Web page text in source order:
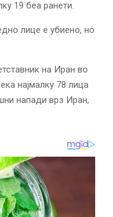
19 беа ранети.
лице е убиено, но
на Иран во
најмалку 78 лица
напади врз Иран,